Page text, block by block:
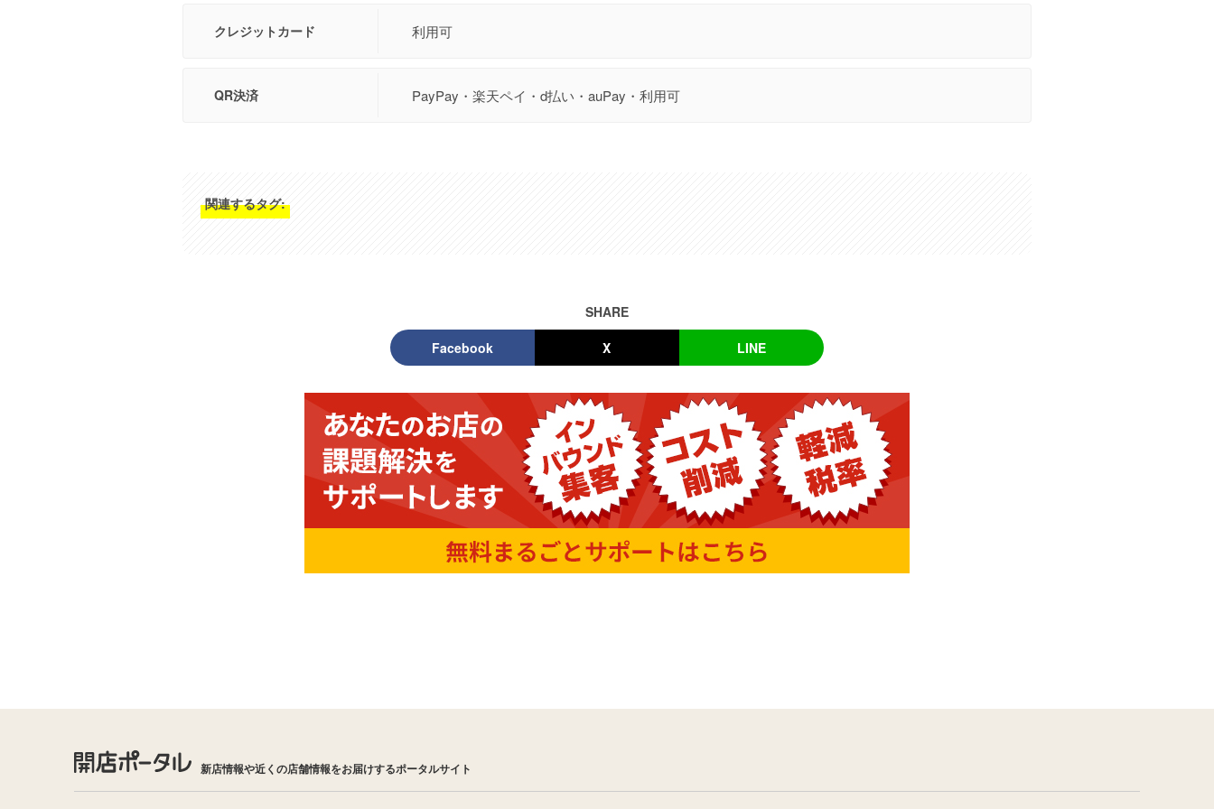
クレジットカード 利用可
QR決済 PayPay・楽天ペイ・d払い・auPay・利用可
関連するタグ:
SHARE
Facebook X LINE
新店情報や近くの店舗情報をお届けするポータルサイト